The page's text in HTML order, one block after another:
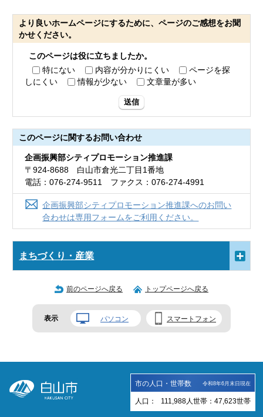
より良いホームページにするために、ページのご感想をお聞
かせください。
このページは役に立ちましたか。
特にない
内容が分かりにくい
ページを探
しにくい
情報が少ない 文章量が多い
送信
このページに関するお問い合わせ
企画振興部シティプロモーション推進課
〒924-8688 白山市倉光二丁目1番地
電話：076-274-9511 ファクス：076-274-4991
企画振興部シティプロモーション推進課へのお問い
合わせは専用フォームをご利用ください。
まちづくり・産業
前のページへ戻る トップページへ戻る
表示 パソコン スマートフォン
市の人口・世帯数 令和8年6月末日現在
人口： 111,988 人 世帯： 47,623世帯